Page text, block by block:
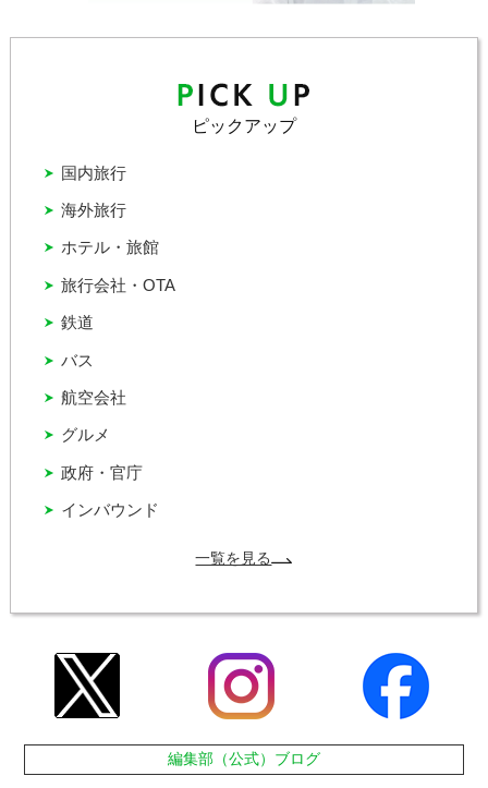
ピックアップ
インバウンド
グルメ
バス
ホテル・旅館
国内旅行
政府・官庁
旅行会社・OTA
海外旅行
航空会社
鉄道
一覧を見る
編集部（公式）ブログ